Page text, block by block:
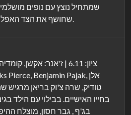
שמתחיל נוצץ עם נופים
שחושף את הצד האפל של הרשתות החברתיות.
ציון: 6.11 | ז'אנר:
טודיק, שרה צ'וק בריאן מרגיש
בחייו האישיים. בבילוי עם הילד
בג'ף , גבר חסון, מוצלח